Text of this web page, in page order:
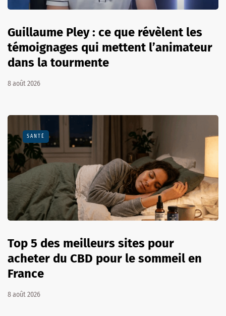
Guillaume Pley : ce que révèlent les
témoignages qui mettent l’animateur
dans la tourmente
8 août 2026
SANTÉ
Top 5 des meilleurs sites pour
acheter du CBD pour le sommeil en
France
8 août 2026